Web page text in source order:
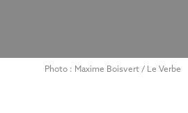
Photo : Maxime Boisvert / Le Verbe